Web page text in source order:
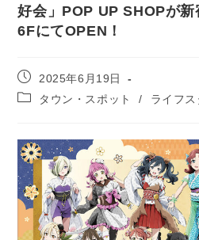
好会」POP UP SHOPが
6FにてOPEN！
投
稿
公
2025年6月19日
投
テ
ゴ
リ
ー:
タウン・スポット / ライフ